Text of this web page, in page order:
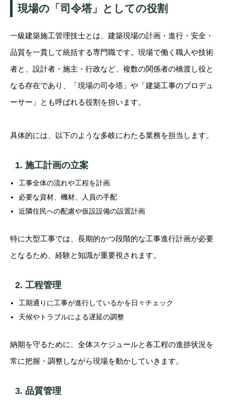
現場の「司令塔」としての役割
一級建築施工管理技士とは、建築現場の計画・進行・安全・
品質を一貫して統括する専門職です。現場で働く職人や技術
者と、設計者・施主・行政など、複数の関係者の橋渡し役と
なる存在であり、「現場の司令塔」や「建築工事のプロデュ
ーサー」とも呼ばれる役割を担います。
具体的には、以下のような多岐にわたる業務を担当します。
1. 施工計画の立案
工事全体の流れや工程を計画
必要な資材、機材、人員の手配
近隣住民への配慮や仮設設備の設置計画
特に大型工事では、長期的かつ段階的な工事進行計画が必要
となるため、経験と知識が重要視されます。
2. 工程管理
工期通りに工事が進行しているかを日々チェック
天候やトラブルによる遅延の調整
納期を守るために、全体スケジュールと各工程の進捗状況を
常に把握・調整しながら現場を動かしていきます。
3. 品質管理